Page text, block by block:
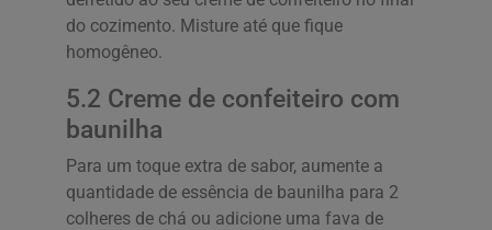
do cozimento. Misture até que fique
homogêneo.
5.2 Creme de confeiteiro com
baunilha
Para um toque extra de sabor, aumente a
quantidade de essência de baunilha para 2
colheres de chá ou adicione uma fava de